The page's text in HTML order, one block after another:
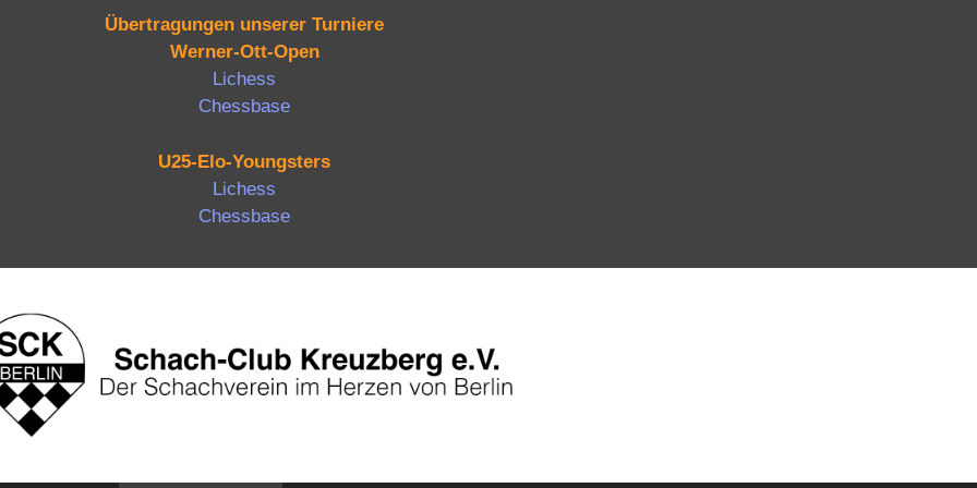
Übertragungen unserer Turniere
Werner-Ott-Open
Lichess
Chessbase
U25-Elo-Youngsters
Lichess
Chessbase